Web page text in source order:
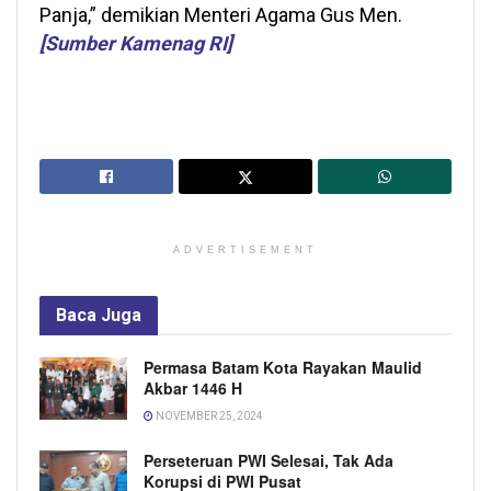
Panja,” demikian Menteri Agama Gus Men.
[Sumber Kamenag RI]
ADVERTISEMENT
Baca Juga
Permasa Batam Kota Rayakan Maulid
Akbar 1446 H
NOVEMBER 25, 2024
Perseteruan PWI Selesai, Tak Ada
Korupsi di PWI Pusat